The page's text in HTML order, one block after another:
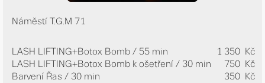
Náměstí T.G.M 71
LASH LIFTING+Botox Bomb / 55 min
1 350 Kč
LASH LIFTING+Botox Bomb k ošetření / 30 min
750 Kč
Barvení Řas / 30 min
350 Kč